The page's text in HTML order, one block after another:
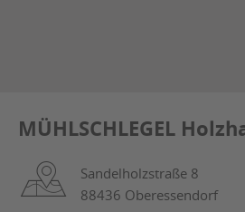
MÜHLSCHLEGEL
Sandelholzstraße 8
88436 Oberessendorf